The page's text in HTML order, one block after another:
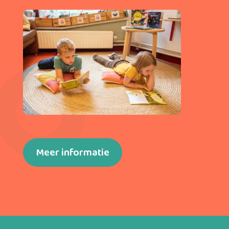
Meer informatie